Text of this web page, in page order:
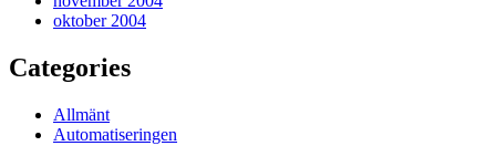
oktober 2004
Categories
Allmänt
Automatiseringen